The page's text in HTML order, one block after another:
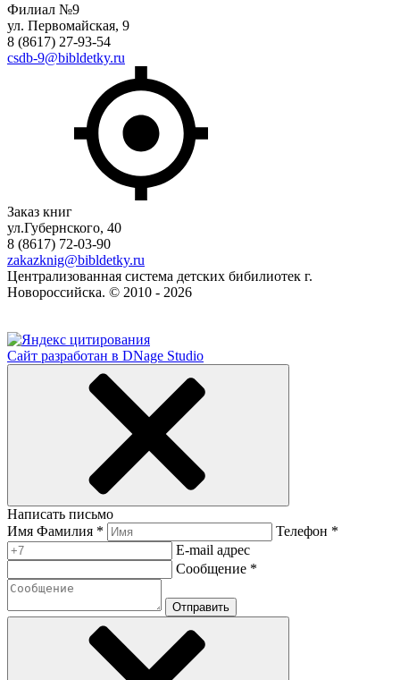
Филиал №9
ул. Первомайская, 9
8 (8617) 27-93-54
csdb-9@bibldetky.ru
Заказ книг
ул.Губернского, 40
8 (8617) 72-03-90
zakazknig@bibldetky.ru
Централизованная система детских бибилиотек г.
Новороссийска. © 2010 - 2026
Сайт разработан в DNage Studio
Написать письмо
Имя Фамилия *
Телефон *
E-mail адрес
Сообщение *
Отправить